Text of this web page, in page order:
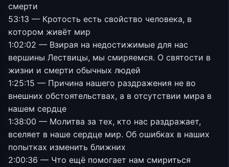
смерти
53:13 — Кротость есть свойство человека, в
котором живёт мир
1:02:02 — Взирая на недостижимые для нас
вершины Лествицы, мы смиряемся. О святости в
жизни и смерти обычных людей
1:25:15 — Причина нашего раздражения не во
внешних обстоятельствах, а в отсутствии мира в
нашем сердце
1:38:00 — Молитва за тех, кто нас раздражает,
вселяет в наше сердце мир. Об ошибках в наших
попытках изменить ближних
2:00:36 — Что ещё помогает нам смириться